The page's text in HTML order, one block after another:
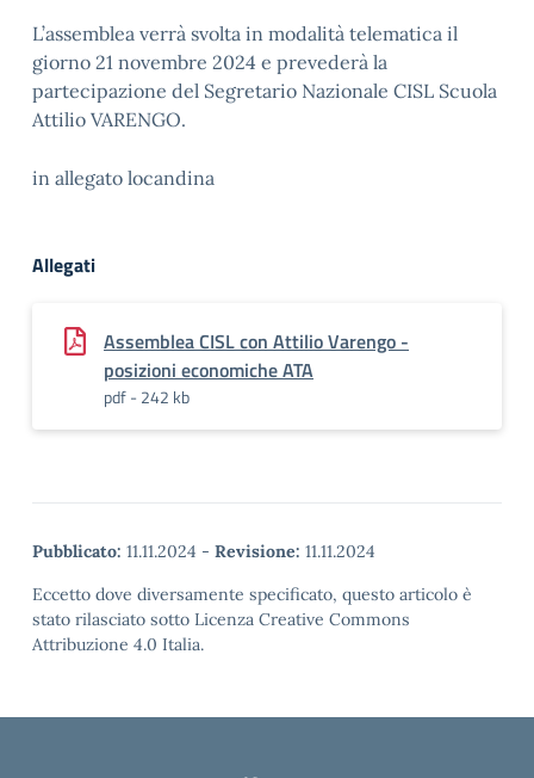
L’assemblea verrà svolta in modalità telematica il
giorno 21 novembre 2024 e prevederà la
partecipazione del Segretario Nazionale CISL Scuola
Attilio VARENGO.
in allegato locandina
Allegati
Assemblea CISL con Attilio Varengo -
posizioni economiche ATA
pdf - 242 kb
Pubblicato: 11.11.2024 - Revisione: 11.11.2024
Eccetto dove diversamente specificato, questo articolo è
stato rilasciato sotto Licenza Creative Commons
Attribuzione 4.0 Italia.